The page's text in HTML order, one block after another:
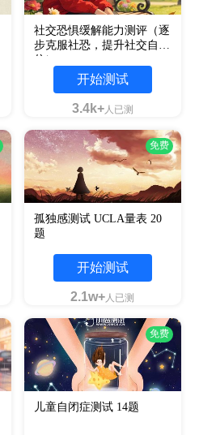
社交恐惧缓解能力测评（逐
步克服社恐，提升社交自
信）
开始测试
3.4k+人已测
免费
孤独感测试 UCLA量表 20
题
开始测试
2.1w+人已测
免费
儿童自闭症测试 14题